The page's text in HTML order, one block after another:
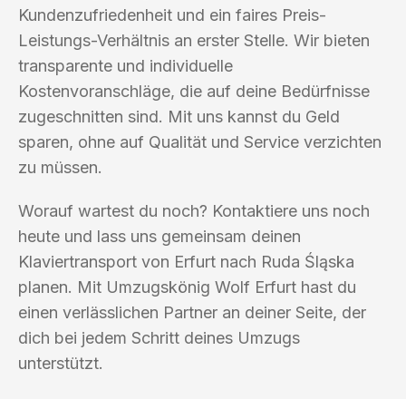
Kundenzufriedenheit und ein faires Preis-
Leistungs-Verhältnis an erster Stelle. Wir bieten
transparente und individuelle
Kostenvoranschläge, die auf deine Bedürfnisse
zugeschnitten sind. Mit uns kannst du Geld
sparen, ohne auf Qualität und Service verzichten
zu müssen.
Worauf wartest du noch? Kontaktiere uns noch
heute und lass uns gemeinsam deinen
Klaviertransport von Erfurt nach Ruda Śląska
planen. Mit Umzugskönig Wolf Erfurt hast du
einen verlässlichen Partner an deiner Seite, der
dich bei jedem Schritt deines Umzugs
unterstützt.